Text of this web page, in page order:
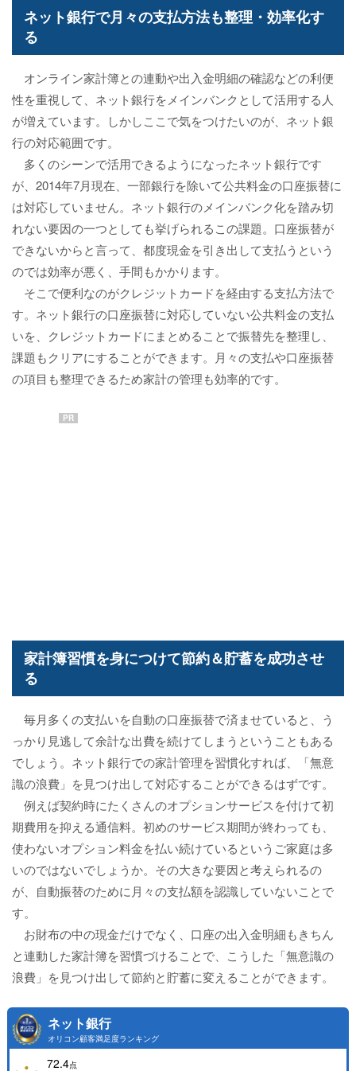
ネット銀行で月々の支払方法も整理・効率化す
る
オンライン家計簿との連動や出入金明細の確認などの利便
性を重視して、ネット銀行をメインバンクとして活用する人
が増えています。しかしここで気をつけたいのが、ネット銀
行の対応範囲です。
多くのシーンで活用できるようになったネット銀行です
が、2014年7月現在、一部銀行を除いて公共料金の口座振替に
は対応していません。ネット銀行のメインバンク化を踏み切
れない要因の一つとしても挙げられるこの課題。口座振替が
できないからと言って、都度現金を引き出して支払うという
のでは効率が悪く、手間もかかります。
そこで便利なのがクレジットカードを経由する支払方法で
す。ネット銀行の口座振替に対応していない公共料金の支払
いを、クレジットカードにまとめることで振替先を整理し、
課題もクリアにすることができます。月々の支払や口座振替
の項目も整理できるため家計の管理も効率的です。
PR
家計簿習慣を身につけて節約＆貯蓄を成功させ
る
毎月多くの支払いを自動の口座振替で済ませていると、う
っかり見逃して余計な出費を続けてしまうということもある
でしょう。ネット銀行での家計管理を習慣化すれば、「無意
識の浪費」を見つけ出して対応することができるはずです。
例えば契約時にたくさんのオプションサービスを付けて初
期費用を抑える通信料。初めのサービス期間が終わっても、
使わないオプション料金を払い続けているというご家庭は多
いのではないでしょうか。その大きな要因と考えられるの
が、自動振替のために月々の支払額を認識していないことで
す。
お財布の中の現金だけでなく、口座の出入金明細もきちん
と連動した家計簿を習慣づけることで、こうした「無意識の
浪費」を見つけ出して節約と貯蓄に変えることができます。
ネット銀行
オリコン顧客満足度ランキング
72.4点